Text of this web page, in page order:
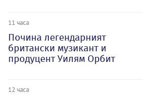
11 часа
Почина легендарният
британски музикант и
продуцент Уилям Орбит
12 часа